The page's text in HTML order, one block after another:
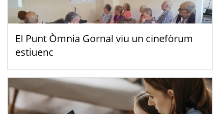
El Punt Òmnia Gornal viu un cinefòrum
estiuenc